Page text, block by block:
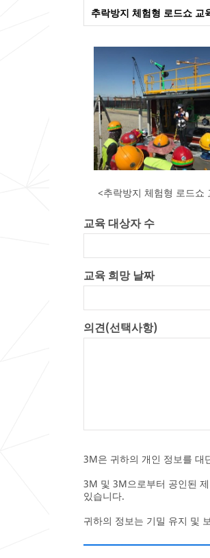
추락방지 체험형 로드쇼 교
<추락방지 체험형 로드쇼
교육 대상자 수
교육 희망 날짜
의견(선택사항)
3M은 귀하의 개인 정보를 대
3M 및 3M으로부터 공인된
있습니다.
귀하의 정보는 기밀 유지 및